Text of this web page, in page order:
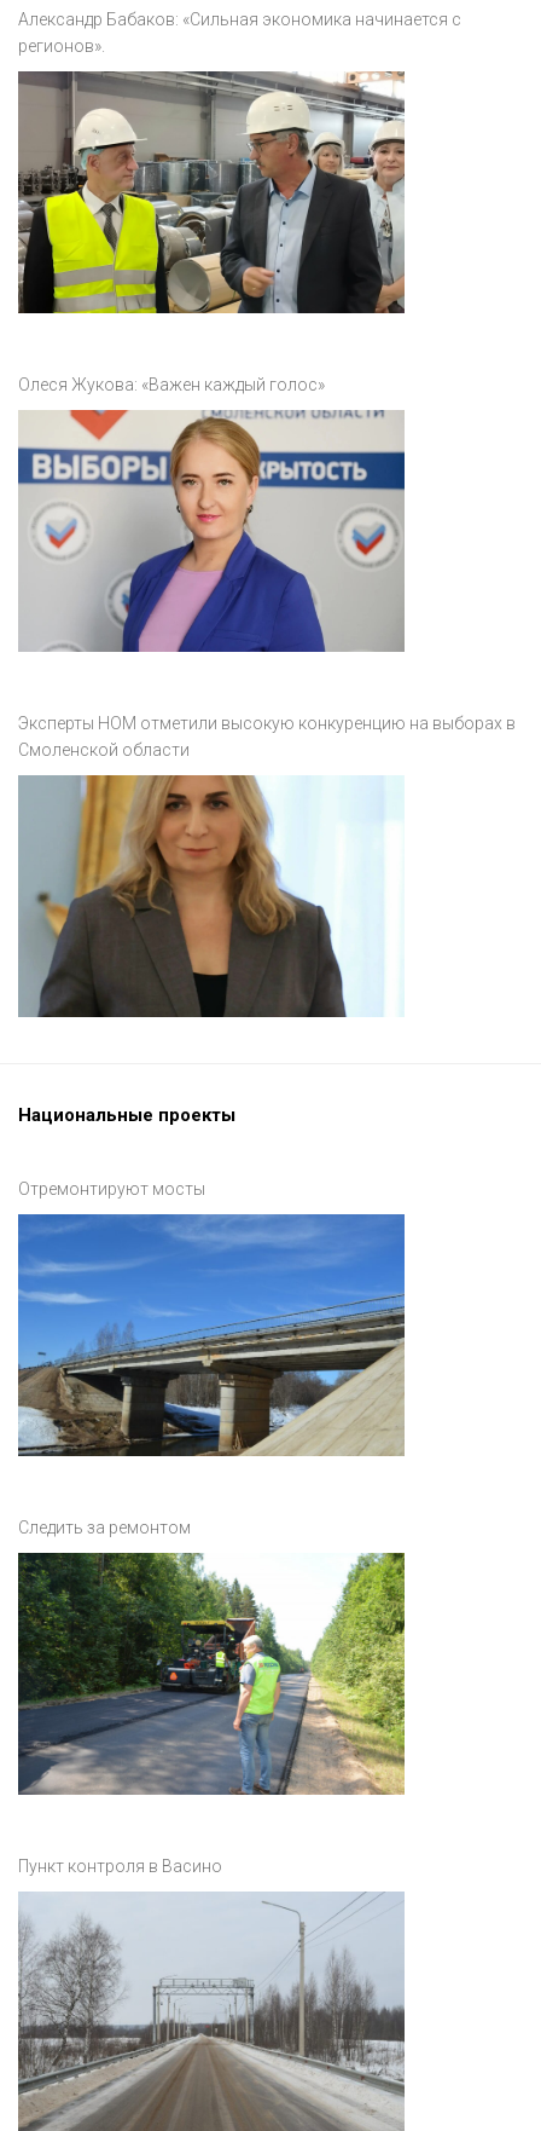
Акция
Конкурс
Люди родного края
Национальные проекты
Память
Наши юбиляры
Александр Бабаков: «Сильная экономика начинается с
регионов».
Олеся Жукова: «Важен каждый голос»
Эксперты НОМ отметили высокую конкуренцию на выборах в
Смоленской области
Национальные проекты
Отремонтируют мосты
Следить за ремонтом
Пункт контроля в Васино